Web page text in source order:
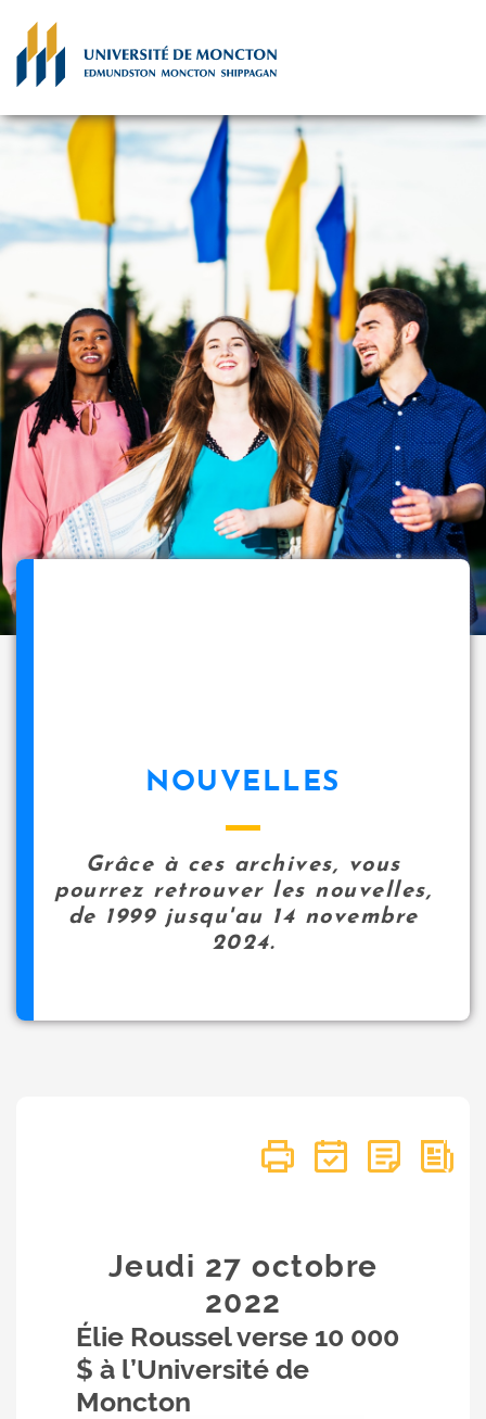
NOUVELLES
Grâce à ces archives, vous
pourrez retrouver les nouvelles,
de 1999 jusqu'au 14 novembre
2024.
Jeudi 27 octobre
2022
Élie Roussel verse 10 000
$ à l’Université de
Moncton